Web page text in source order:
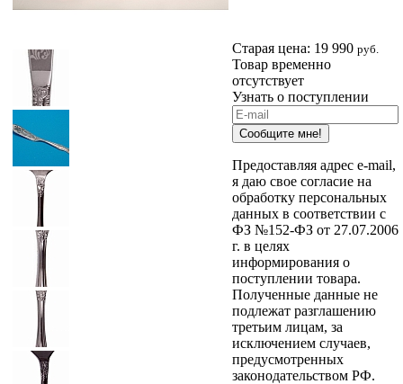
Старая цена: 19 990 руб.
Товар временно
отсутствует
Узнать о поступлении
Сообщите мне!
Предоставляя адрес e-mail,
я даю свое согласие на
обработку персональных
данных в соответствии с
ФЗ №152-ФЗ от 27.07.2006
г. в целях
информирования о
поступлении товара.
Полученные данные не
подлежат разглашению
третьим лицам, за
исключением случаев,
предусмотренных
законодательством РФ.